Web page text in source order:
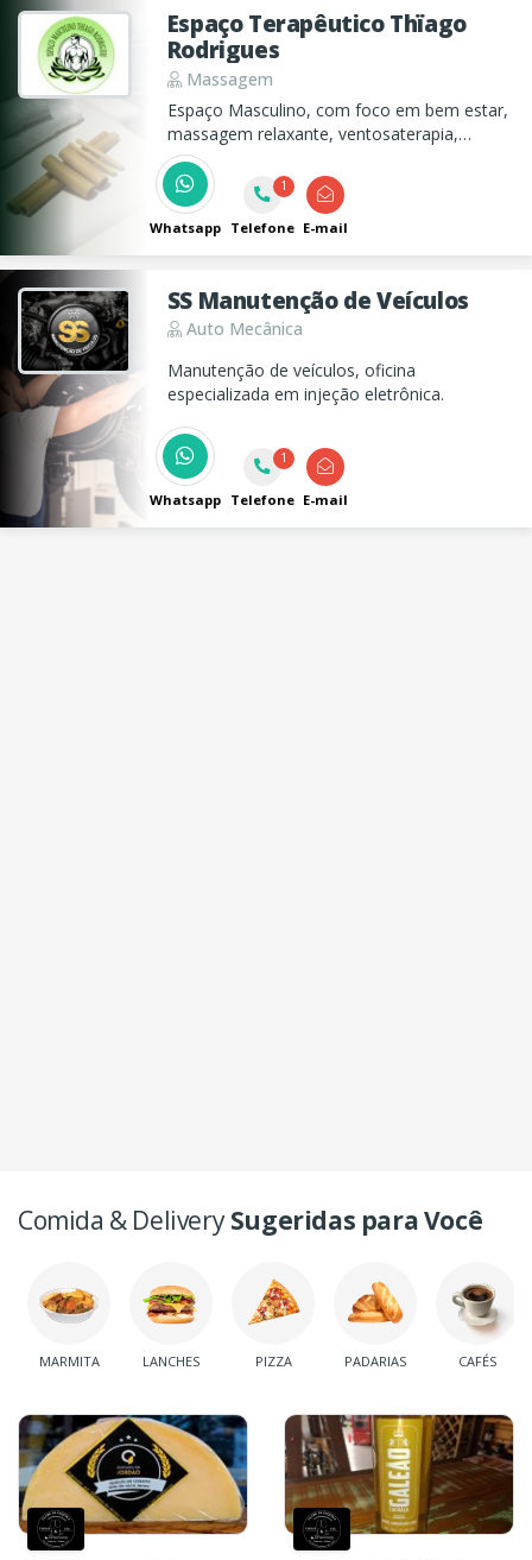
Espaço Terapêutico Thïago
Rodrigues
Massagem
Espaço Masculino, com foco em bem estar,
massagem relaxante, ventosaterapia,
massagens com pedras quentes, esfoliação
corporal, spa ds pés, banho de lua,
depilação e muito mais.
Whatsapp
1
Telefone E-mail
SS Manutenção de Veículos
Auto Mecânica
Manutenção de veículos, oficina
especializada em injeção eletrônica.
Whatsapp
1
Telefone E-mail
Comida & DeliverySugeridas para Você
MARMITA LANCHES PIZZA PADARIAS CAFÉS